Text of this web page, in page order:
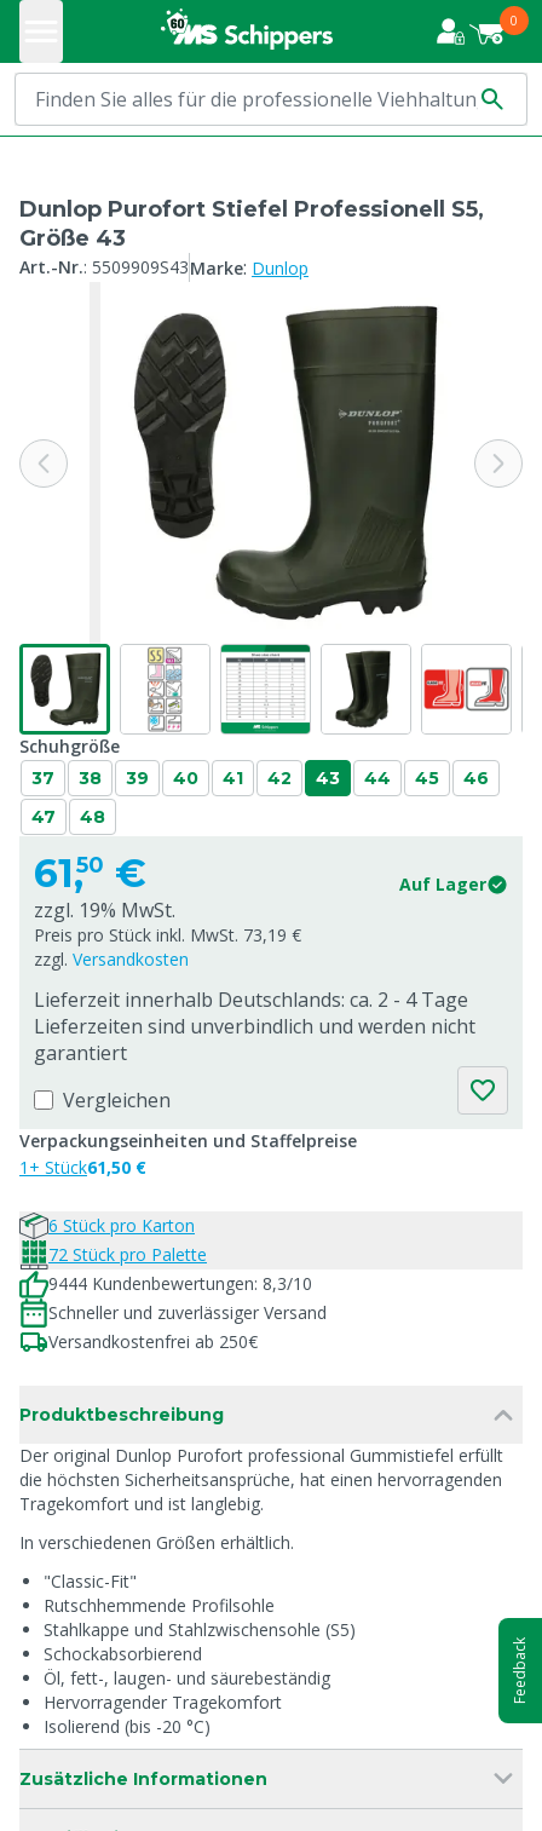
0
Dunlop Purofort Stiefel Professionell S5,
Größe 43
Art.-Nr.: 5509909S43Marke: Dunlop
Schuhgröße
37 38 39 40 41 42 43 44 45
46
47
48
61,50 € Auf Lager
zzgl. 19% MwSt.
Preis pro Stück inkl. MwSt. 73,19 €
zzgl. Versandkosten
Lieferzeit innerhalb Deutschlands: ca. 2 - 4 Tage
Lieferzeiten sind unverbindlich und werden nicht
garantiert
Vergleichen
Verpackungseinheiten und Staffelpreise
1+ Stück61,50 €
6 Stück pro Karton
72 Stück pro Palette
9444 Kundenbewertungen: 8,3/10
Schneller und zuverlässiger Versand
Versandkostenfrei ab 250€
Produktbeschreibung
Der original Dunlop Purofort professional Gummistiefel erfüllt
die höchsten Sicherheitsansprüche, hat einen hervorragenden
Tragekomfort und ist langlebig.
In verschiedenen Größen erhältlich.
"Classic-Fit"
Rutschhemmende Profilsohle
Stahlkappe und Stahlzwischensohle (S5)
Schockabsorbierend
Öl, fett-, laugen- und säurebeständig
Hervorragender Tragekomfort
Isolierend (bis -20 °C)
Zusätzliche Informationen
Feedback